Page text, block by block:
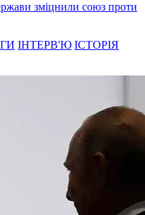
зміцнили союз проти
ІНТЕРВ'Ю ІСТОРІЯ